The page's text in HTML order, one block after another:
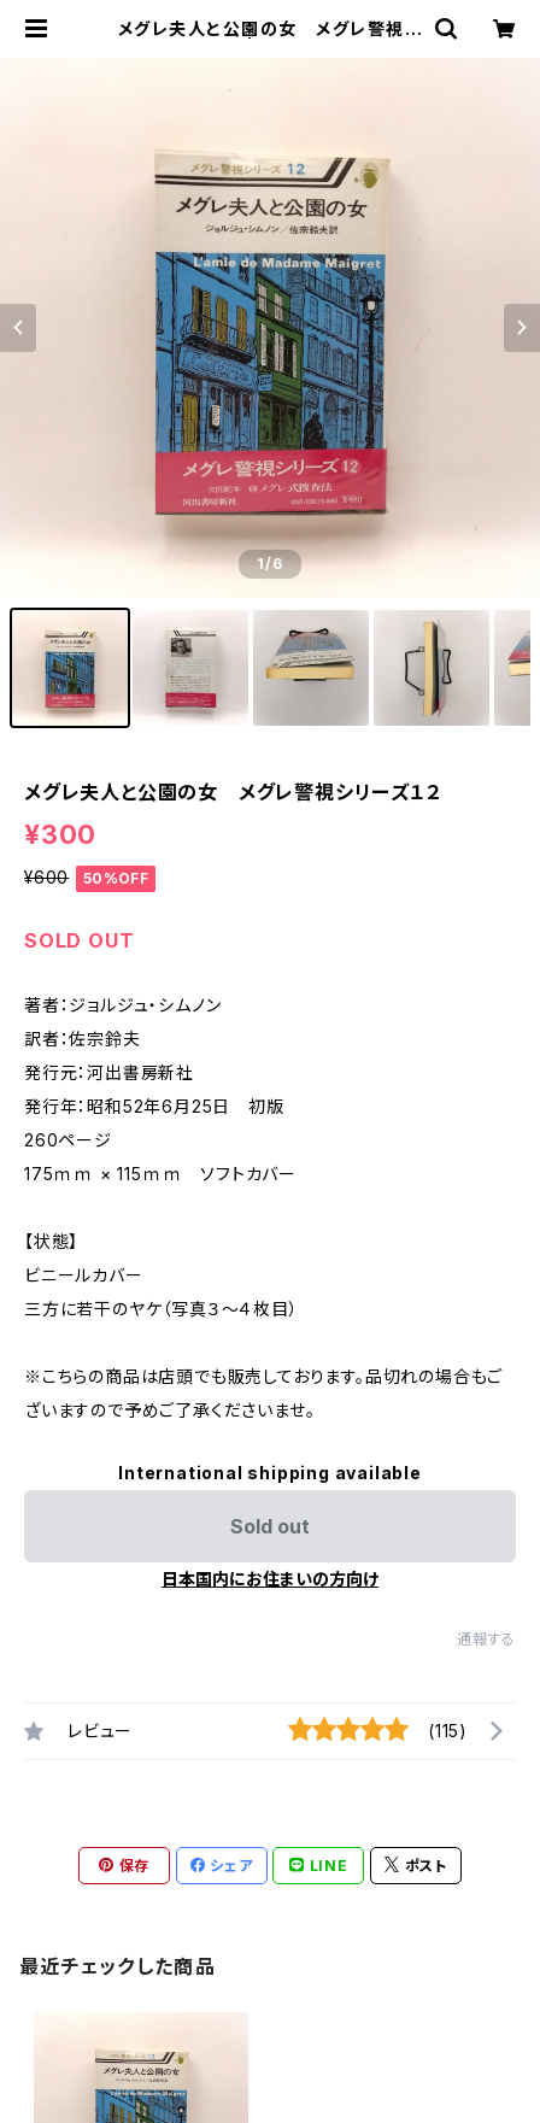
メグレ夫人と公園の女 メグレ警視シ
1/6
メグレ夫人と公園の女 メグレ警視シリーズ１２
¥300
¥600 50%OFF
SOLD OUT
著者：ジョルジュ・シムノン
訳者：佐宗鈴夫
発行元：河出書房新社
発行年：昭和52年6月25日 初版
260ページ
175ｍｍ × 115ｍｍ ソフトカバー
【状態】
ビニールカバー
三方に若干のヤケ（写真３～４枚目）
※こちらの商品は店頭でも販売しております。品切れの場合もご
ざいますので予めご了承くださいませ。
International shipping available
Sold out
日本国内にお住まいの方向け
通報する
レビュー (115)
保存 シェア LINE ポスト
最近チェックした商品